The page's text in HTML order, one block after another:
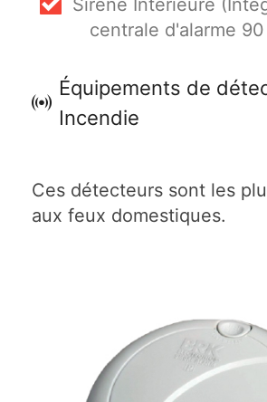
centrale d'alarme
Équipements de
Incendie
Ces détecteurs sont les
aux feux domestiques.